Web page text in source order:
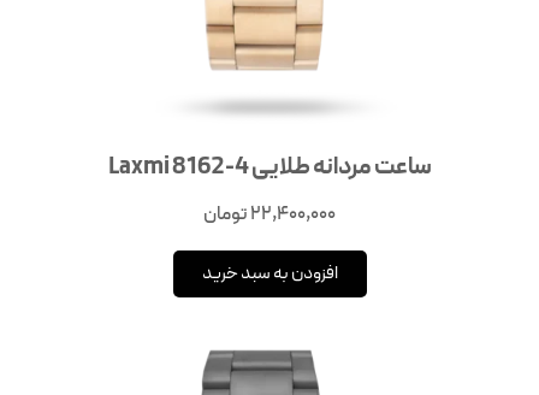
ساعت مردانه طلایی Laxmi 8162-4
22,400,000تومان
افزودن به سبد خرید